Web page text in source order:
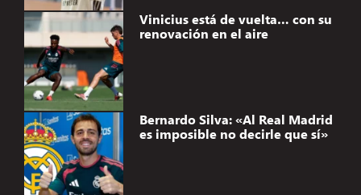
Vinicius está de vuelta… con su
renovación en el aire
Bernardo Silva: «Al Real Madrid
es imposible no decirle que sí»